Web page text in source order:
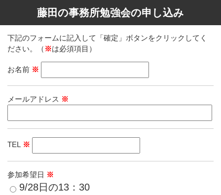
藤田の事務所勉強会の申し込み
下記のフォームに記入して「確定」ボタンをクリックしてく
ださい。（ ※は必須項目）
お名前 ※
メールアドレス ※
TEL ※
参加希望日 ※
9/28日の13：30